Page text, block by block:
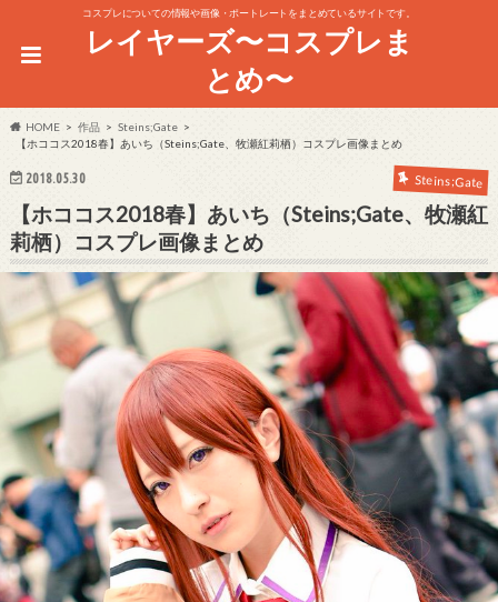
コスプレについての情報や画像・ポートレートをまとめているサイトです。
レイヤーズ〜コスプレま
とめ〜
HOME 作品
Steins;Gate
【ホココス2018春】あいち（Steins;Gate、牧瀬紅莉栖）コスプレ画像まとめ
2018.05.30 Steins;Gate
【ホココス2018春】あいち（Steins;Gate、牧瀬紅
莉栖）コスプレ画像まとめ